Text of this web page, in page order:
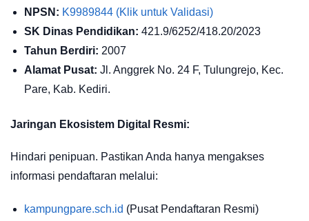
NPSN: K9989844 (Klik untuk Validasi)
SK Dinas Pendidikan: 421.9/6252/418.20/2023
Tahun Berdiri: 2007
Alamat Pusat: Jl. Anggrek No. 24 F, Tulungrejo, Kec.
Pare, Kab. Kediri.
Jaringan Ekosistem Digital Resmi:
Hindari penipuan. Pastikan Anda hanya mengakses
informasi pendaftaran melalui:
kampungpare.sch.id (Pusat Pendaftaran Resmi)